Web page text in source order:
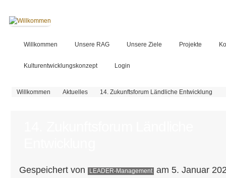
Willkommen Unsere RAG Unsere Ziele Projekte
Kulturentwicklungskonzept Login
Sie sind hier
Willkommen Aktuelles 14. Zukunftsforum Ländliche Entwicklung
Gespeichert von LEADER-Management am 5. Januar